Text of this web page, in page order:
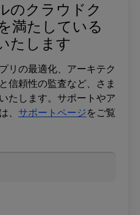
のクラウドク
満たしている
たします
リの最適化、アーキテク
信頼性の監査など、さま
たします。サポートやア
、 サポートページをご覧